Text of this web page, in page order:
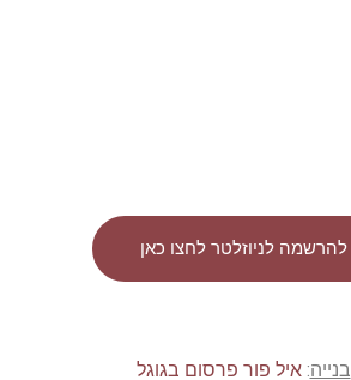
להרשמה לניוזלטר לחצו כאן
בנייה:איל פור פרסום בגוגל